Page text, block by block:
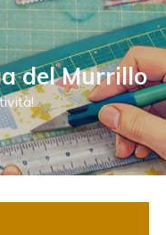
del Murrillo